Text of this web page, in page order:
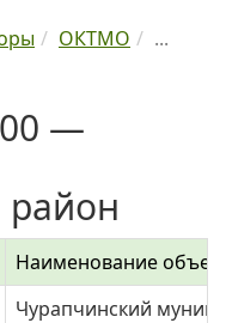
ОКТМО
...
—
Наименование
Чурапчинский